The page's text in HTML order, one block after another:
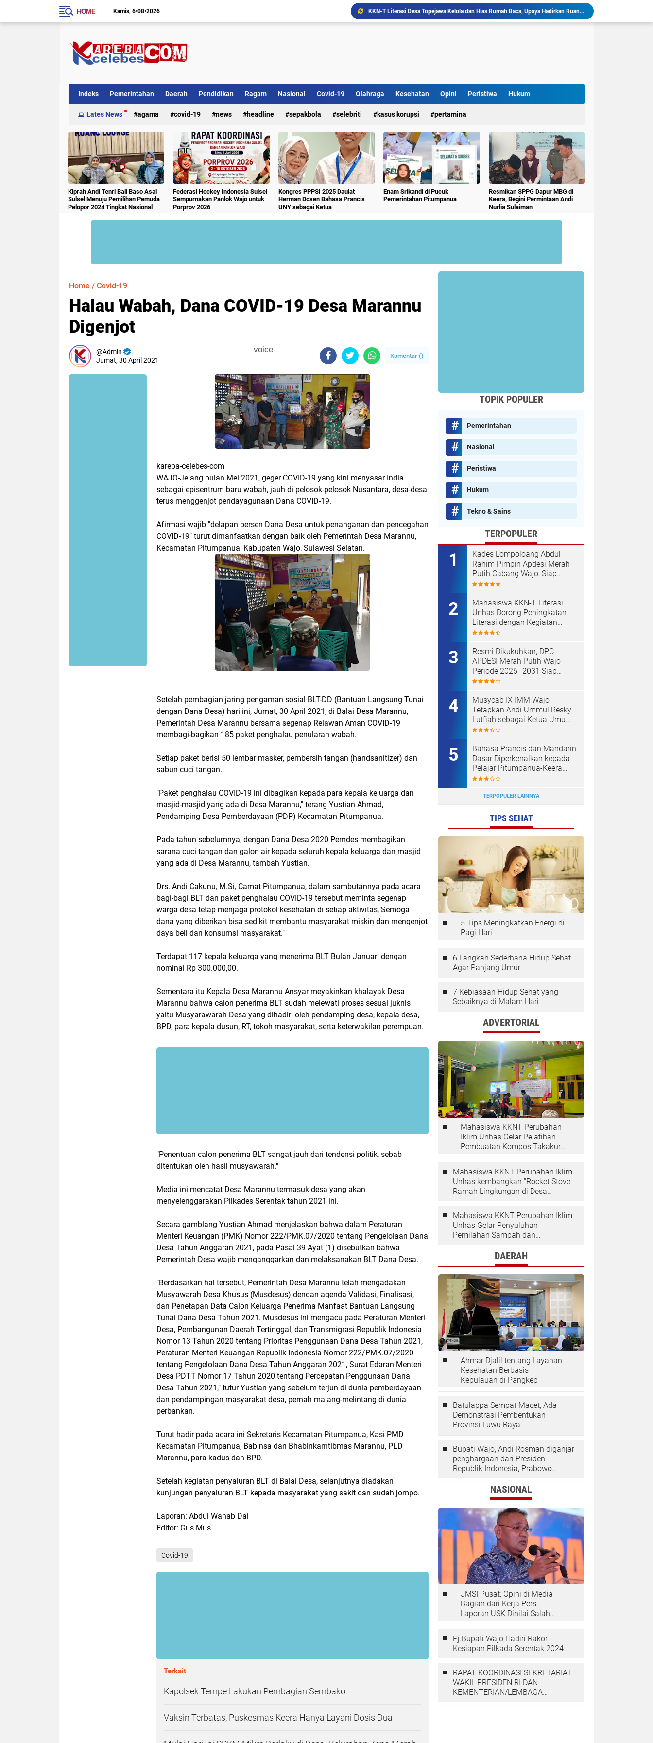
HOME Kamis 6•08•2026
Ada Bank Sampah di Simpellu, Diinisiasi oleh Mahasiswa KKN Unhas Gel.116
Mahasiswa KKN-T Unhas Gelombang 116 di Desa Simpellu Kembangkan Semprot Antinyamuk Alami
Mahasiswa KKN-T Literasi Unhas Laksanakan Kunjungan Literasi ke Rumah Baca Lo’mo Topejawa Bersama Siswa UPT SDN 66 Kajang
Indeks Pemerintahan Daerah Pendidikan Ragam Nasional Covid-19 Olahraga Kesehatan Opini Peristiwa Hukum
Internasional Kriminal
Lates News agama covid-19 news headline sepakbola selebriti kasus korupsi pertamina
Kiprah Andi Tenri Bali Baso Asal
Sulsel Menuju Pemilihan Pemuda
Pelopor 2024 Tingkat Nasional
Federasi Hockey Indonesia Sulsel
Sempurnakan Panlok Wajo untuk
Porprov 2026
Kongres PPPSI 2025 Daulat
Herman Dosen Bahasa Prancis
UNY sebagai Ketua
Enam Srikandi di Pucuk
Pemerintahan Pitumpanua
Resmikan SPPG Dapur MBG di
Keera, Begini Permintaan Andi
Nurlia Sulaiman
Home / Covid-19
Halau Wabah, Dana COVID-19 Desa Marannu
Digenjot
Admin
Jumat, 30 April 2021
voice
Komentar ()
kareba-celebes-com
WAJO-Jelang bulan Mei 2021, geger COVID-19 yang kini menyasar India
sebagai episentrum baru wabah, jauh di pelosok-pelosok Nusantara, desa-desa
terus menggenjot pendayagunaan Dana COVID-19.
Afirmasi wajib "delapan persen Dana Desa untuk penanganan dan pencegahan
COVID-19" turut dimanfaatkan dengan baik oleh Pemerintah Desa Marannu,
Kecamatan Pitumpanua, Kabupaten Wajo, Sulawesi Selatan.
Setelah pembagian jaring pengaman sosial BLT-DD (Bantuan Langsung Tunai
dengan Dana Desa) hari ini, Jumat, 30 April 2021, di Balai Desa Marannu,
Pemerintah Desa Marannu bersama segenap Relawan Aman COVID-19
membagi-bagikan 185 paket penghalau penularan wabah.
Setiap paket berisi 50 lembar masker, pembersih tangan (handsanitizer) dan
sabun cuci tangan.
"Paket penghalau COVID-19 ini dibagikan kepada para kepala keluarga dan
masjid-masjid yang ada di Desa Marannu," terang Yustian Ahmad,
Pendamping Desa Pemberdayaan (PDP) Kecamatan Pitumpanua.
Pada tahun sebelumnya, dengan Dana Desa 2020 Pemdes membagikan
sarana cuci tangan dan galon air kepada seluruh kepala keluarga dan masjid
yang ada di Desa Marannu, tambah Yustian.
Drs. Andi Cakunu, M.Si, Camat Pitumpanua, dalam sambutannya pada acara
bagi-bagi BLT dan paket penghalau COVID-19 tersebut meminta segenap
warga desa tetap menjaga protokol kesehatan di setiap aktivitas,"Semoga
dana yang diberikan bisa sedikit membantu masyarakat miskin dan mengenjot
daya beli dan konsumsi masyarakat."
Terdapat 117 kepala keluarga yang menerima BLT Bulan Januari dengan
nominal Rp 300.000,00.
Sementara itu Kepala Desa Marannu Ansyar meyakinkan khalayak Desa
Marannu bahwa calon penerima BLT sudah melewati proses sesuai juknis
yaitu Musyarawarah Desa yang dihadiri oleh pendamping desa, kepala desa,
BPD, para kepala dusun, RT, tokoh masyarakat, serta keterwakilan perempuan.
"Penentuan calon penerima BLT sangat jauh dari tendensi politik, sebab
ditentukan oleh hasil musyawarah."
Media ini mencatat Desa Marannu termasuk desa yang akan
menyelenggarakan Pilkades Serentak tahun 2021 ini.
Secara gamblang Yustian Ahmad menjelaskan bahwa dalam Peraturan
Menteri Keuangan (PMK) Nomor 222/PMK.07/2020 tentang Pengelolaan Dana
Desa Tahun Anggaran 2021, pada Pasal 39 Ayat (1) disebutkan bahwa
Pemerintah Desa wajib menganggarkan dan melaksanakan BLT Dana Desa.
"Berdasarkan hal tersebut, Pemerintah Desa Marannu telah mengadakan
Musyawarah Desa Khusus (Musdesus) dengan agenda Validasi, Finalisasi,
dan Penetapan Data Calon Keluarga Penerima Manfaat Bantuan Langsung
Tunai Dana Desa Tahun 2021. Musdesus ini mengacu pada Peraturan Menteri
Desa, Pembangunan Daerah Tertinggal, dan Transmigrasi Republik Indonesia
Nomor 13 Tahun 2020 tentang Prioritas Penggunaan Dana Desa Tahun 2021,
Peraturan Menteri Keuangan Republik Indonesia Nomor 222/PMK.07/2020
tentang Pengelolaan Dana Desa Tahun Anggaran 2021, Surat Edaran Menteri
Desa PDTT Nomor 17 Tahun 2020 tentang Percepatan Penggunaan Dana
Desa Tahun 2021," tutur Yustian yang sebelum terjun di dunia pemberdayaan
dan pendampingan masyarakat desa, pernah malang-melintang di dunia
perbankan.
Turut hadir pada acara ini Sekretaris Kecamatan Pitumpanua, Kasi PMD
Kecamatan Pitumpanua, Babinsa dan Bhabinkamtibmas Marannu, PLD
Marannu, para kadus dan BPD.
Setelah kegiatan penyaluran BLT di Balai Desa, selanjutnya diadakan
kunjungan penyaluran BLT kepada masyarakat yang sakit dan sudah jompo.
Laporan: Abdul Wahab Dai
Editor: Gus Mus
Covid-19
Terkait
Kapolsek Tempe Lakukan Pembagian Sembako
Vaksin Terbatas, Puskesmas Keera Hanya Layani Dosis Dua
TOPIK POPULER
Pemerintahan
Nasional
Peristiwa
Hukum
Tekno & Sains
TERPOPULER
Kades Lompoloang Abdul
Rahim Pimpin Apdesi Merah
Putih Cabang Wajo, Siap
Kawal Koperasi Merah Putih
Mahasiswa KKN-T Literasi
Unhas Dorong Peningkatan
Literasi dengan Kegiatan
Membaca Nyaring dan Cerdas
66 Kajang
Resmi Dikukuhkan, DPC
APDESI Merah Putih Wajo
Periode 2026–2031 Siap
Kawal Kemajuan Desa dan
Musycab IX IMM Wajo
Tetapkan Andi Ummul Resky
Lutfiah sebagai Ketua Umum
Terpilih
Bahasa Prancis dan Mandarin
Dasar Diperkenalkan kepada
Pelajar Pitumpanua-Keera
oleh Mahasiswa KKN Unhas
TERPOPULER LAINNYA
TIPS SEHAT
5 Tips Meningkatkan Energi di
Pagi Hari
6 Langkah Sederhana Hidup Sehat
Agar Panjang Umur
7 Kebiasaan Hidup Sehat yang
Sebaiknya di Malam Hari
ADVERTORIAL
Mahasiswa KKNT Perubahan
Iklim Unhas Gelar Pelatihan
Pembuatan Kompos Takakura
Mahasiswa KKNT Perubahan Iklim
Unhas kembangkan "Rocket Stove"
Ramah Lingkungan di Desa
Mahasiswa KKNT Perubahan Iklim
Unhas Gelar Penyuluhan
Pemilahan Sampah dan
Desa KalolingDAERAH
Ahmar Djalil tentang Layanan
Kesehatan Berbasis
Kepulauan di Pangkep
Batulappa Sempat Macet, Ada
Demonstrasi Pembentukan
Provinsi Luwu Raya
Bupati Wajo, Andi Rosman diganjar
penghargaan dari Presiden
Republik Indonesia, Prabowo
NASIONAL
JMSI Pusat: Opini di Media
Bagian dari Kerja Pers,
Laporan USK Dinilai Salah
Pj.Bupati Wajo Hadiri Rakor
Kesiapan Pilkada Serentak 2024
RAPAT KOORDINASI SEKRETARIAT
WAKIL PRESIDEN RI DAN
KEMENTERIAN/LEMBAGA